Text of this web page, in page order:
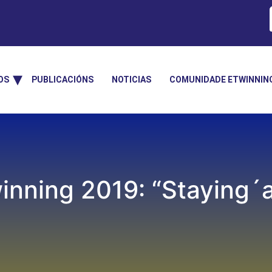
PUBLICACIÓNS NOTICIAS COMUNIDADE
2019: